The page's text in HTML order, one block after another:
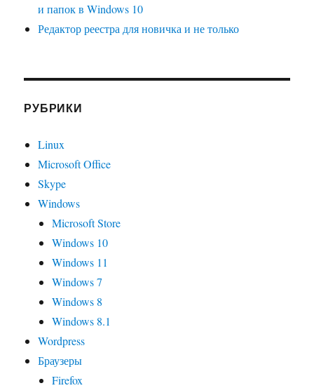
и папок в Windows 10
Редактор реестра для новичка и не только
РУБРИКИ
Linux
Microsoft Office
Skype
Windows
Microsoft Store
Windows 10
Windows 11
Windows 7
Windows 8
Windows 8.1
Wordpress
Браузеры
Firefox